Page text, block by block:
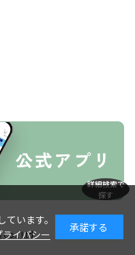
Co., Ltd.
詳細検索で
探す
います。
ライバシー
承諾する